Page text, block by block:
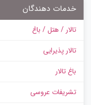
خدمات دهندگان
تالار / هتل / باغ
تالار پذیرایی
باغ تالار
تشریفات عروسی